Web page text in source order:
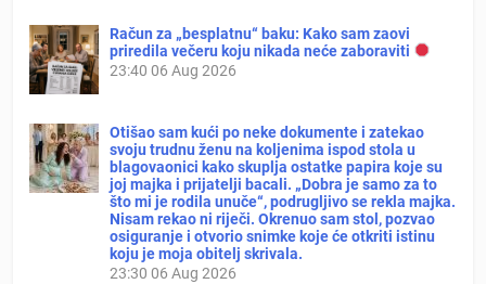
Račun za „besplatnu“ baku: Kako sam zaovi
priredila večeru koju nikada neće zaboraviti
23:40 06 Aug 2026
Otišao sam kući po neke dokumente i zatekao
svoju trudnu ženu na koljenima ispod stola u
blagovaonici kako skuplja ostatke papira koje su
joj majka i prijatelji bacali. „Dobra je samo za to
što mi je rodila unuče“, podrugljivo se rekla majka.
Nisam rekao ni riječi. Okrenuo sam stol, pozvao
osiguranje i otvorio snimke koje će otkriti istinu
koju je moja obitelj skrivala.
23:30 06 Aug 2026